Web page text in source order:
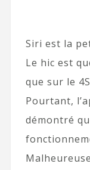
Siri est la
Le hic est
que sur le
Pourtant,
démontré